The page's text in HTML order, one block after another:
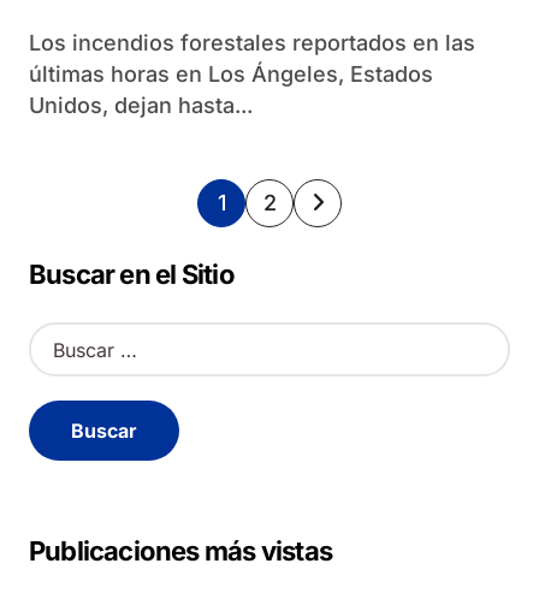
Los incendios forestales reportados en las
últimas horas en Los Ángeles, Estados
Unidos, dejan hasta...
Paginación
de
entradas
1 2
Buscar en el Sitio
B
u
c
a
Publicaciones más vistas